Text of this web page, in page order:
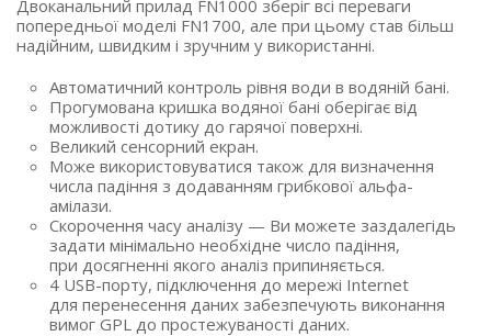
Двоканальний прилад FN1000 зберіг всі переваги
попередньої моделі FN1700, але при цьому став більш
надійним, швидким і зручним у використанні.
Автоматичний контроль рівня води в водяній бані.
Прогумована кришка водяної бані оберігає від
можливості дотику до гарячої поверхні.
Великий сенсорний екран.
Може використовуватися також для визначення
числа падіння з додаванням грибкової альфа-
амілази.
Скорочення часу аналізу — Ви можете заздалегідь
задати мінімально необхідне число падіння,
при досягненні якого аналіз припиняється.
4 USB-порту, підключення до мережі Internet
для перенесення даних забезпечують виконання
вимог GPL до простежуваності даних.